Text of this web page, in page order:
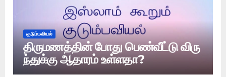
குடும்பவியல்
திருமணத்தின் போது பெண்வீட்டு விரு
ந்துக்கு ஆதாரம் உள்ளதா?